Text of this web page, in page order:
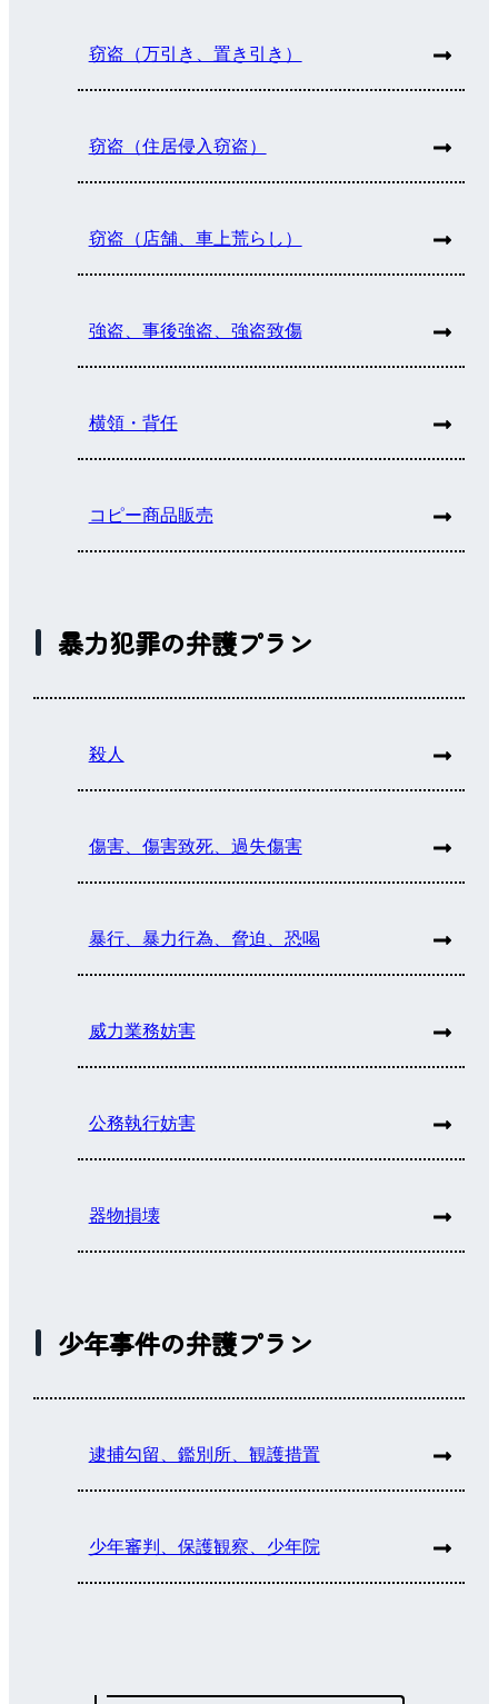
窃盗（万引き、置き引き）
窃盗（住居侵入窃盗）
窃盗（店舗、車上荒らし）
強盗、事後強盗、強盗致傷
横領・背任
コピー商品販売
暴力犯罪の弁護プラン
殺人
傷害、傷害致死、過失傷害
暴行、暴力行為、脅迫、恐喝
威力業務妨害
公務執行妨害
器物損壊
少年事件の弁護プラン
逮捕勾留、鑑別所、観護措置
少年審判、保護観察、少年院